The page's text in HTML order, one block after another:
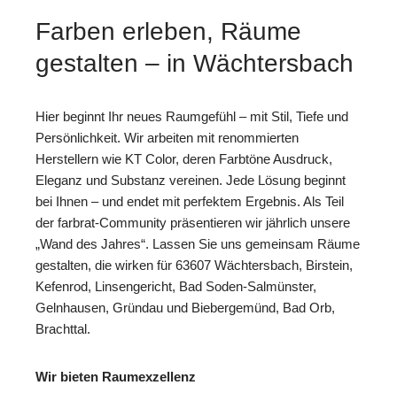
Farben erleben, Räume
gestalten – in Wächtersbach
Hier beginnt Ihr neues Raumgefühl – mit Stil, Tiefe und
Persönlichkeit. Wir arbeiten mit renommierten
Herstellern wie KT Color, deren Farbtöne Ausdruck,
Eleganz und Substanz vereinen. Jede Lösung beginnt
bei Ihnen – und endet mit perfektem Ergebnis. Als Teil
der farbrat-Community präsentieren wir jährlich unsere
„Wand des Jahres“. Lassen Sie uns gemeinsam Räume
gestalten, die wirken für 63607 Wächtersbach, Birstein,
Kefenrod, Linsengericht, Bad Soden-Salmünster,
Gelnhausen, Gründau und Biebergemünd, Bad Orb,
Brachttal.
Wir bieten Raumexzellenz